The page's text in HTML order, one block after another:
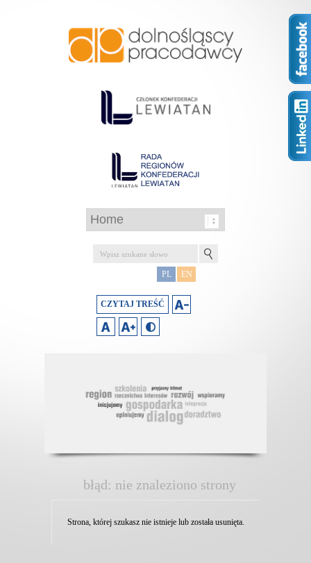
PL EN
CZYTAJ TREŚĆ
błąd: nie znaleziono strony
Strona, której szukasz nie istnieje lub została usunięta.